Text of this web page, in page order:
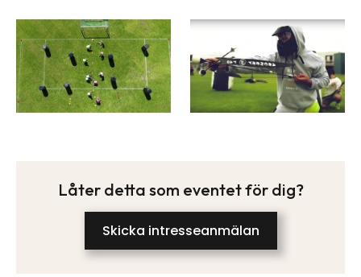
Låter detta som eventet för dig?
Skicka intresseanmälan